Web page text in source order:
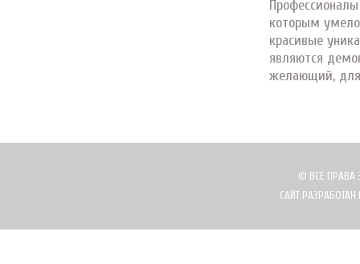
которым умело
красивые
являются
желающий, для
© ВСЕ ПРАВА
САЙТ